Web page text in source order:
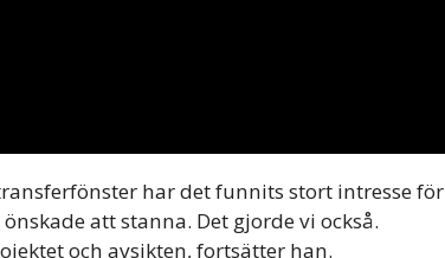
har det funnits stort intresse för
att stanna. Det gjorde vi också.
och avsikten, fortsätter han.